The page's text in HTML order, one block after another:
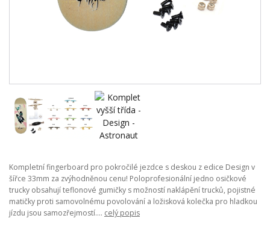
Kompletní fingerboard pro pokročilé jezdce s deskou z edice Design v
šířce 33mm za zvýhodněnou cenu! Poloprofesionální jedno osičkové
trucky obsahují teflonové gumičky s možností naklápění trucků, pojistné
matičky proti samovolnému povolování a ložisková kolečka pro hladkou
jízdu jsou samozřejmostí.... celý popis